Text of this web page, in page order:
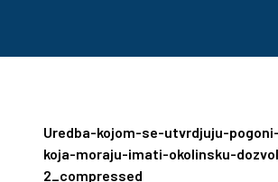
Uredba-kojom-se-utvrdjuju-
koja-moraju-imati-okolinsku-
2_compressed